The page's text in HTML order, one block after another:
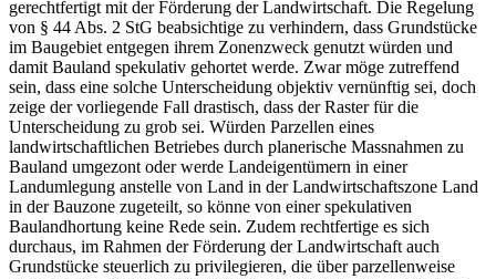
gerechtfertigt mit der Förderung der Landwirtschaft. Die Regelung
von § 44 Abs. 2 StG beabsichtige zu verhindern, dass Grundstücke
im Baugebiet entgegen ihrem Zonenzweck genutzt würden und
damit Bauland spekulativ gehortet werde. Zwar möge zutreffend
sein, dass eine solche Unterscheidung objektiv vernünftig sei, doch
zeige der vorliegende Fall drastisch, dass der Raster für die
Unterscheidung zu grob sei. Würden Parzellen eines
landwirtschaftlichen Betriebes durch planerische Massnahmen zu
Bauland umgezont oder werde Landeigentümern in einer
Landumlegung anstelle von Land in der Landwirtschaftszone Land
in der Bauzone zugeteilt, so könne von einer spekulativen
Baulandhortung keine Rede sein. Zudem rechtfertige es sich
durchaus, im Rahmen der Förderung der Landwirtschaft auch
Grundstücke steuerlich zu privilegieren, die über parzellenweise